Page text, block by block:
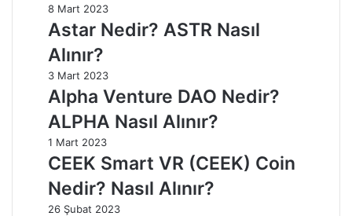
8 Mart 2023
Astar Nedir? ASTR Nasıl
Alınır?
3 Mart 2023
Alpha Venture DAO Nedir?
ALPHA Nasıl Alınır?
1 Mart 2023
CEEK Smart VR (CEEK) Coin
Nedir? Nasıl Alınır?
26 Şubat 2023